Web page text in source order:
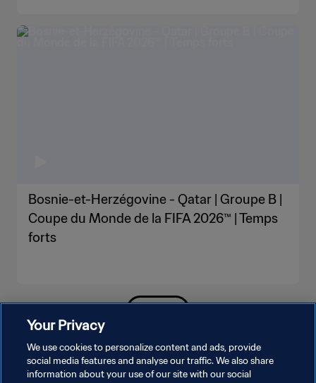
Bosnie-et-Herzégovine - Qatar | Groupe B |
Coupe du Monde de la FIFA 2026™ | Temps
forts
Your Privacy
We use cookies to personalize content and ads, provide
social media features and analyse our traffic. We also share
information about your use of our site with our social